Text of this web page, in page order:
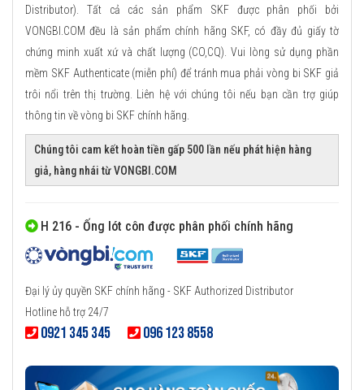
Distributor). Tất cả các sản phẩm SKF được phân phối bởi
VONGBI.COM đều là sản phẩm chính hãng SKF, có đầy đủ giấy tờ
chứng minh xuất xứ và chất lượng (CO,CQ). Vui lòng sử dụng phần
mềm SKF Authenticate (miễn phí) để tránh mua phải vòng bi SKF giả
trôi nổi trên thị trường. Liên hệ với chúng tôi nếu bạn cần trợ giúp
thông tin về vòng bi SKF chính hãng.
Chúng tôi cam kết hoàn tiền gấp 500 lần nếu phát hiện hàng
giả, hàng nhái từ VONGBI.COM
H 216 - Ống lót côn được phân phối chính hãng
Đại lý ủy quyền SKF chính hãng - SKF Authorized Distributor
Hotline hỗ trợ 24/7
0921 345 345 096 123 8558